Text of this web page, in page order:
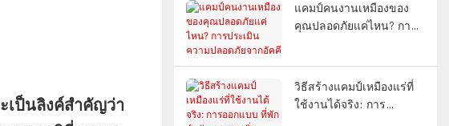
เป็นลิงค์สำคัญว่า
แคมป์คนงานเหมืองของ
คุณปลอดภัยแค่ไหน? การ
เปลี่ยนแปลงสภาพภูมิ
อากาศ และประสิทธิภาพ
วิธีสร้างแคมป์เหมืองแร่ที่
ใช้งานได้จริง: การ